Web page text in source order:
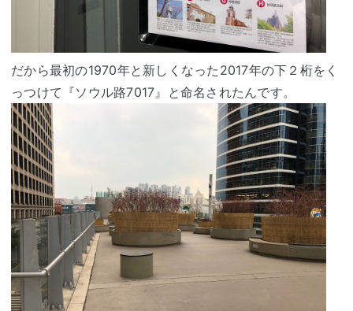
だから最初の1970年と新しくなった2017年の下２桁をく
っつけて『ソウル路7017』と命名されたんです。